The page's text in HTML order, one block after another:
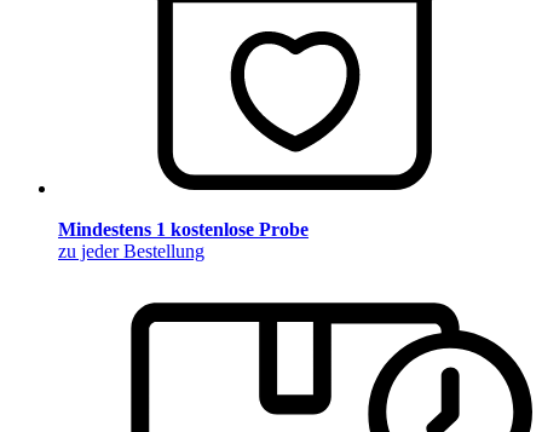
Mindestens 1 kostenlose Probe
zu jeder Bestellung